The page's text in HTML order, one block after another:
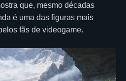
que, mesmo décadas
é uma das figuras mais
fãs de videogame.